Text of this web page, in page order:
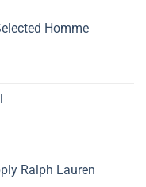
Homme
Ralph Lauren